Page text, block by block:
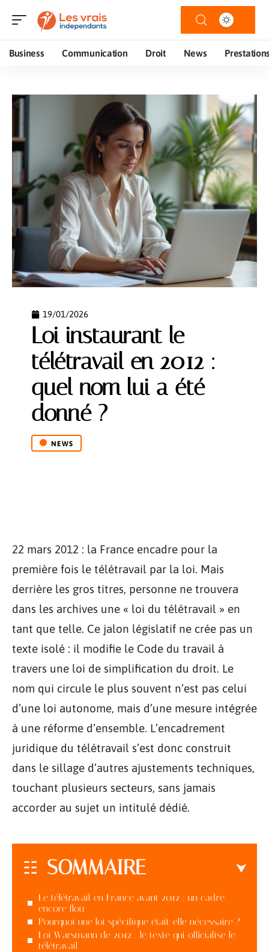
Business Communication Droit News
19/01/2026
Loi instaurant le
télétravail en 2012 :
quel nom lui a été
donné ?
NEWS
22 mars 2012 : la France encadre pour la
première fois le télétravail par la loi. Mais
derrière les gros titres, personne ne trouvera
dans les archives une « loi du télétravail » en
tant que telle. Ce jalon législatif ne crée pas un
texte isolé : il modifie le Code du travail à
travers une loi de simplification du droit. Le
nom qui circule le plus souvent n’est pas celui
d’une loi autonome, mais d’une mesure intégrée
à une réforme d’ensemble. L’encadrement
juridique du télétravail s’est donc construit
dans le sillage d’autres ajustements techniques,
touchant plusieurs secteurs, sans jamais
accorder au sujet un intitulé dédié.
SOMMAIRE
Le télétravail en France avant 2012 : un cadre
encore flou
Pourquoi une loi spécifique était-elle nécessaire ?
Loi Warsmann de 2012 : le texte qui officialise le
télétravail